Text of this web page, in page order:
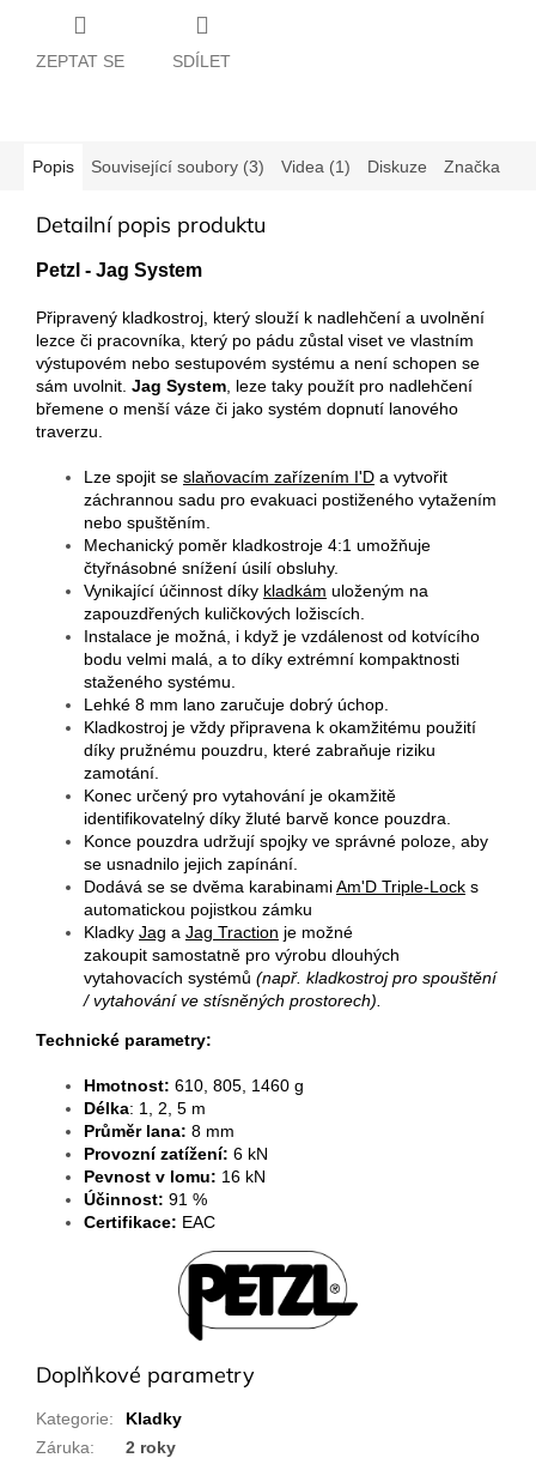
ZEPTAT SE SDÍLET
Popis Související soubory (3) Videa (1) Diskuze Značka
Detailní popis produktu
Petzl - Jag System
Připravený kladkostroj, který slouží k nadlehčení a uvolnění
lezce či pracovníka, který po pádu zůstal viset ve vlastním
výstupovém nebo sestupovém systému a není schopen se
sám uvolnit. Jag System , leze taky použít pro nadlehčení
břemene o menší váze či jako systém dopnutí lanového
traverzu.
Lze spojit se slaňovacím zařízením I'D a vytvořit
záchrannou sadu pro evakuaci postiženého vytažením
nebo spuštěním.
Mechanický poměr kladkostroje 4:1 umožňuje
čtyřnásobné snížení úsilí obsluhy.
Vynikající účinnost díky kladkám uloženým na
zapouzdřených kuličkových ložiscích.
Instalace je možná, i když je vzdálenost od kotvícího
bodu velmi malá, a to díky extrémní kompaktnosti
staženého systému.
Lehké 8 mm lano zaručuje dobrý úchop.
Kladkostroj je vždy připravena k okamžitému použití
díky pružnému pouzdru, které zabraňuje riziku
zamotání.
Konec určený pro vytahování je okamžitě
identifikovatelný díky žluté barvě konce pouzdra.
Konce pouzdra udržují spojky ve správné poloze, aby
se usnadnilo jejich zapínání.
Dodává se se dvěma karabinamiAm'D Triple-Lock s
automatickou pojistkou zámku
Kladky Jag a Jag Traction je možné
zakoupit samostatně pro výrobu dlouhých
vytahovacích systémů (např. kladkostroj pro spouštění
/ vytahování ve stísněných prostorech).
Technické parametry:
Hmotnost: 610, 805, 1460 g
Délka: 1, 2, 5 m
Průměr lana: 8 mm
Provozní zatížení: 6 kN
Pevnost v lomu: 16 kN
Účinnost: 91 %
Certifikace: EAC
Doplňkové parametry
Kategorie:
Kladky
Záruka:
2 roky